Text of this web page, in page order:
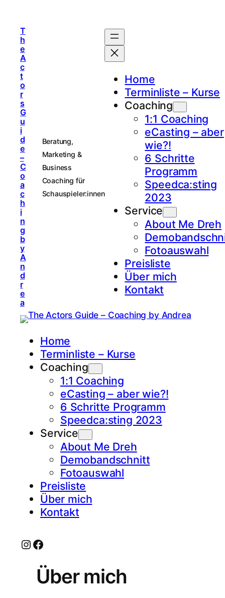
T
h
e
A
c
t
o
r
s
G
u
i
d
e
–
C
o
a
c
h
i
n
g
b
y
A
n
d
r
e
a
Beratung,
Marketing &
Business
Coaching für
Schauspieler:innen
Home
Terminliste – Kurse
Coaching
1:1 Coaching
eCasting – aber
wie?!
6 Schritte
Programm
Speedca:sting
2023
Service
About Me Dreh
Fotoauswahl
Preisliste
Über mich
Kontakt
Home
Terminliste – Kurse
Coaching
1:1 Coaching
eCasting – aber wie?!
6 Schritte Programm
Speedca:sting 2023
Service
About Me Dreh
Demobandschnitt
Fotoauswahl
Preisliste
Über mich
Kontakt
Instagram Facebook
Über mich